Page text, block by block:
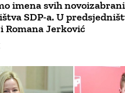
imena svih
SDP-a. U
Romana Jerković